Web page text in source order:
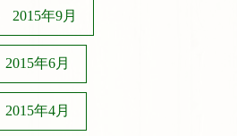
2015年9月
2015年6月
2015年4月